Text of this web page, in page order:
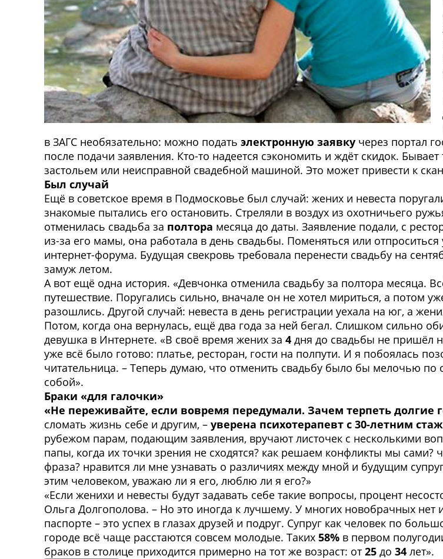
в ЗАГС необязательно: можно подать электронную заявку через портал
после подачи заявления. Кто-то надеется сэкономить и ждёт скидок.
застольем или неисправной свадебной машиной. Это может привести к
Был случай
Ещё в советское время в Подмосковье был случай: жених и невеста
знакомые пытались его остановить. Стреляли в воздух из охотничьего
отменилась свадьба за полтора месяца до даты. Заявление подали, с
из-за его мамы, она работала в день свадьбы. Поменяться или
интернет-форума. Будущая свекровь требовала перенести свадьбу на
замуж летом.
А вот ещё одна история. «Девчонка отменила свадьбу за полтора месяца.
путешествие. Поругались сильно, вначале он не хотел мириться, а потом
разошлись. Другой случай: невеста в день регистрации уехала на юг, а
Потом, когда она вернулась, ещё два года за ней бегал. Слишком сильно
девушка в Интернете. «В своё время жених за 4 дня до свадьбы не пришёл
уже всё было готово: платье, ресторан, гости на полпути. И я побоялась
читательница. – Теперь думаю, что отменить свадьбу было бы мелочью
собой».
Браки «для галочки»
«Не переживайте, если вовремя передумали. Зачем терпеть долгие
сломать жизнь себе и другим, – уверена психотерапевт с 30-летним
рубежом парам, подающим заявления, вручают листочек с несколькими
папы, когда их точки зрения не сходятся? как решаем конфликты мы сами?
фраза? нравится ли мне узнавать о различиях между мной и будущим
этим человеком, уважаю ли я его, люблю ли я его?»
«Если женихи и невесты будут задавать себе такие вопросы, процент
Ольга Долгополова. – Но это иногда к лучшему. У многих новобрачных
паспорте – это успех в глазах друзей и подруг. Супруг как человек по
городе всё чаще расстаются совсем молодые. Таких 58% в первом
браков в столице приходится примерно на тот же возраст: от 25 до 34 лет».